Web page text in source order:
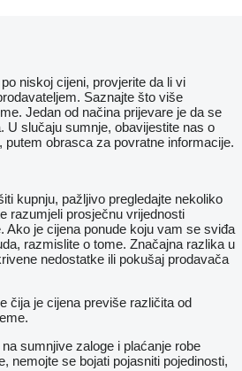
niskoj cijeni, provjerite da li vi
Saznajte što više
Jedan od načina prijevare je da se
U slučaju sumnje, obavijestite nas o
putem obrasca za povratne informacije.
kupnju, pažljivo pregledajte nekoliko
razumjeli prosječnu vrijednosti
Ako je cijena ponude koju vam se sviđa
razmislite o tome. Značajna razlika u
nedostatke ili pokušaj prodavača
čija je cijena previše različita od
sumnjive zaloge i plaćanje robe
nemojte se bojati pojasniti pojedinosti,